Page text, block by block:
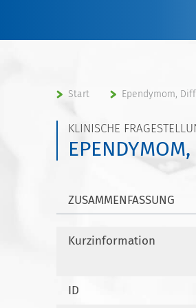
Start Ependymom,
KLINISCHE
ZUSAMMENFASSUNG
Kurzinformation
ID